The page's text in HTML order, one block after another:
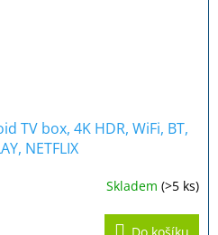
TV box, 4K HDR, WiFi, BT,
NETFLIX
Skladem(>5 ks)